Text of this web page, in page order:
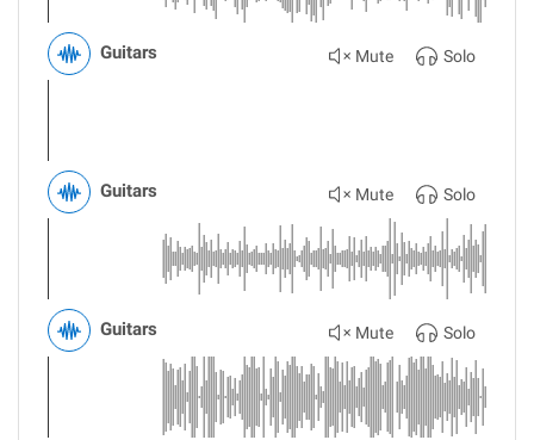
Guitars Mute Solo
Guitars Mute Solo
Guitars Mute Solo